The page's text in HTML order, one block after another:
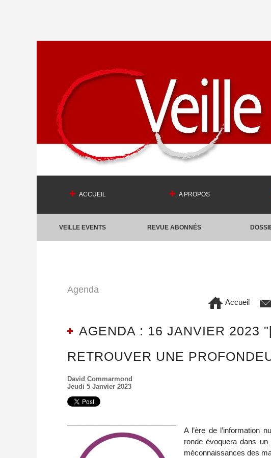
ACCUEIL A PROPOS
VEILLE EVENTS REVUE ABONNÉS
Agenda
Accueil
AGENDA : 16 JANVIER 2023
RETROUVER UNE
David Commarmond
Jeudi 5 Janvier 2023
A l’ère de l’information
ronde évoquera dans
méconnaissances des